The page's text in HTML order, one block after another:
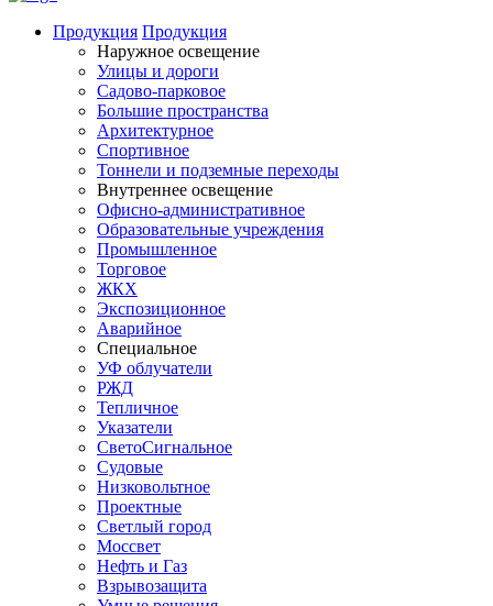
Продукция Продукция
Наружное освещение
Улицы и дороги
Садово-парковое
Большие пространства
Архитектурное
Спортивное
Тоннели и подземные переходы
Внутреннее освещение
Офисно-административное
Образовательные учреждения
Промышленное
Торговое
ЖКХ
Экспозиционное
Аварийное
Специальное
УФ облучатели
РЖД
Тепличное
Указатели
СветоСигнальное
Судовые
Низковольтное
Проектные
Светлый город
Моссвет
Нефть и Газ
Взрывозащита